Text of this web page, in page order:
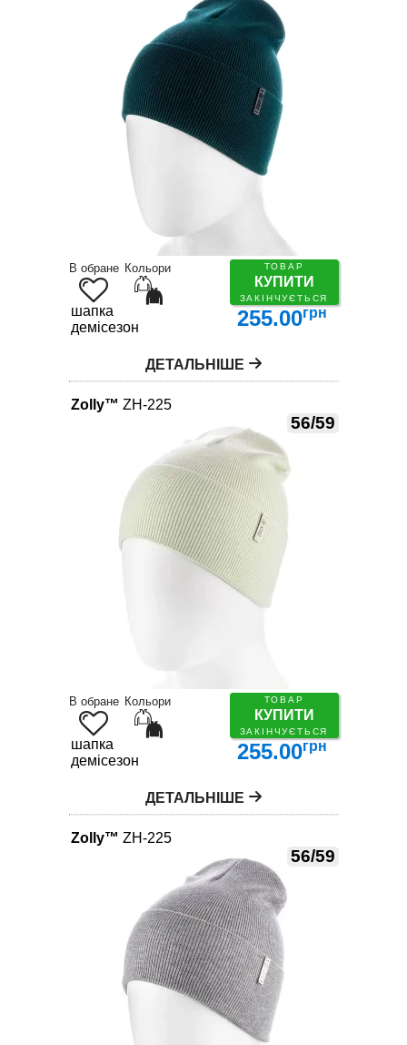
В обране Кольори ТОВАР
КУПИТИ
ЗАКІНЧУЄТЬСЯ
шапка
демісезон
255.00грн
ДЕТАЛЬНІШЕ
Zolly™ ZH-225
56/59
В обране Кольори ТОВАР
КУПИТИ
ЗАКІНЧУЄТЬСЯ
шапка
демісезон
255.00грн
ДЕТАЛЬНІШЕ
Zolly™ ZH-225
56/59